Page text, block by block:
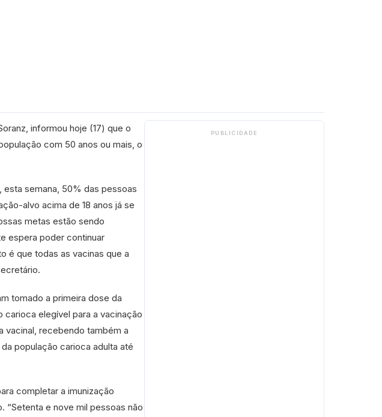
informou hoje (17) que o
com 50 anos ou mais, o
semana, 50% das pessoas
alvo acima de 18 anos já se
metas estão sendo
espera poder continuar
é que todas as vacinas que a
tomado a primeira dose da
elegível para a vacinação
vacinal, recebendo também a
população carioca adulta até
completar a imunização
“Setenta e nove mil pessoas não
PUBLICIDADE